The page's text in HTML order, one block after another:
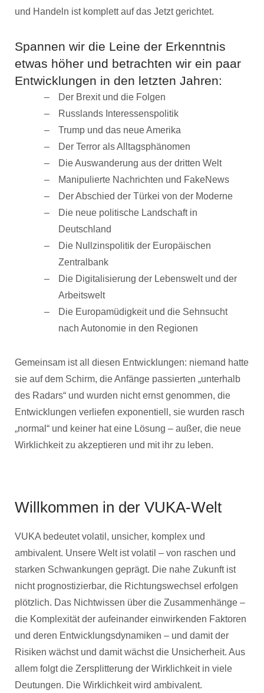
und Handeln ist komplett auf das Jetzt gerichtet.
Spannen wir die Leine der Erkenntnis
etwas höher und betrachten wir ein paar
Entwicklungen in den letzten Jahren:
Der Brexit und die Folgen
Russlands Interessenspolitik
Trump und das neue Amerika
Der Terror als Alltagsphänomen
Die Auswanderung aus der dritten Welt
Manipulierte Nachrichten und FakeNews
Der Abschied der Türkei von der Moderne
Die neue politische Landschaft in
Deutschland
Die Nullzinspolitik der Europäischen
Zentralbank
Die Digitalisierung der Lebenswelt und der
Arbeitswelt
Die Europamüdigkeit und die Sehnsucht
nach Autonomie in den Regionen
Gemeinsam ist all diesen Entwicklungen: niemand hatte
sie auf dem Schirm, die Anfänge passierten „unterhalb
des Radars“ und wurden nicht ernst genommen, die
Entwicklungen verliefen exponentiell, sie wurden rasch
„normal“ und keiner hat eine Lösung – außer, die neue
Wirklichkeit zu akzeptieren und mit ihr zu leben.
Willkommen in der VUKA-Welt
VUKA bedeutet volatil, unsicher, komplex und
ambivalent. Unsere Welt ist volatil – von raschen und
starken Schwankungen geprägt. Die nahe Zukunft ist
nicht prognostizierbar, die Richtungswechsel erfolgen
plötzlich. Das Nichtwissen über die Zusammenhänge –
die Komplexität der aufeinander einwirkenden Faktoren
und deren Entwicklungsdynamiken – und damit der
Risiken wächst und damit wächst die Unsicherheit. Aus
allem folgt die Zersplitterung der Wirklichkeit in viele
Deutungen. Die Wirklichkeit wird ambivalent.